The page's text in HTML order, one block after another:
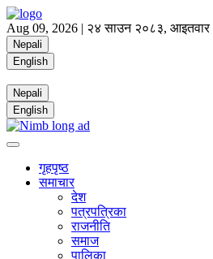
Aug 09, 2026 | २४ साउन २०८३, आइतवार
Nepali
English
Nepali
English
गृहपृष्ठ
समाचार
देश
पत्रपत्रिका
राजनीति
समाज
पालिका